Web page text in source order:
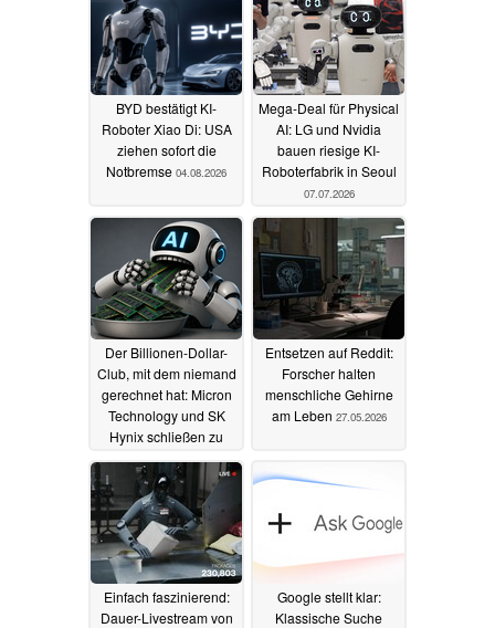
BYD bestätigt KI-
Roboter Xiao Di: USA
ziehen sofort die
Notbremse 04.08.2026
Mega-Deal für Physical
AI: LG und Nvidia
bauen riesige KI-
Roboterfabrik in Seoul
07.07.2026
Der Billionen-Dollar-
Club, mit dem niemand
gerechnet hat: Micron
Technology und SK
Hynix schließen zu
29.05.2026
Entsetzen auf Reddit:
Forscher halten
menschliche Gehirne
am Leben 27.05.2026
Einfach faszinierend:
Dauer-Livestream von
Google stellt klar:
Klassische Suche